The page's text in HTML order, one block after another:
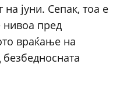
јуни. Сепак, тоа е
нивоа пред
враќање на